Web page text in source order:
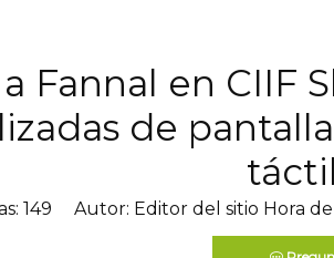
Fannal en CIIF
de
149 Autor: Editor del sitio Hora